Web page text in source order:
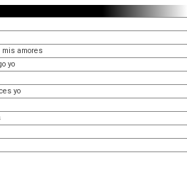
mis amores
yo
yo